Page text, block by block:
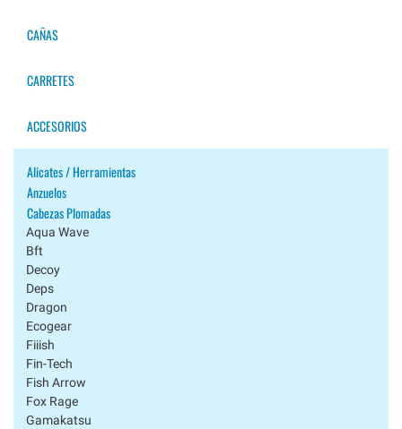
CAÑAS
CARRETES
ACCESORIOS
Alicates / Herramientas
Anzuelos
Cabezas Plomadas
Aqua Wave
Bft
Decoy
Deps
Dragon
Ecogear
Fiiish
Fin-Tech
Fish Arrow
Fox Rage
Gamakatsu